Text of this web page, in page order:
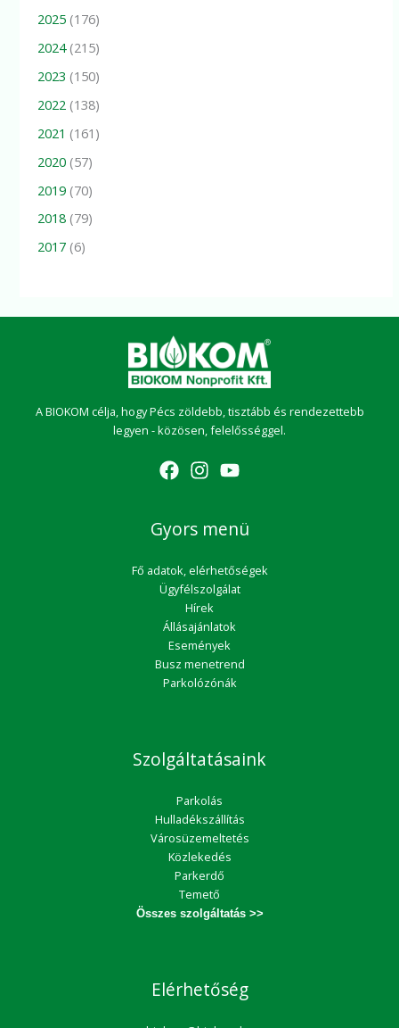
2025 (176)
2024(215)
2023 (150)
2022 (138)
2021 (161)
2020 (57)
2019 (70)
2018 (79)
2017 (6)
A BIOKOM célja, hogy Pécs zöldebb, tisztább és rendezettebb
legyen - közösen, felelősséggel.
Gyors menü
Fő adatok, elérhetőségek
Ügyfélszolgálat
Hírek
Állásajánlatok
Események
Busz menetrend
Parkolózónák
Szolgáltatásaink
Parkolás
Hulladékszállítás
Városüzemeltetés
Közlekedés
Parkerdő
Temető
Összes szolgáltatás >>
Elérhetőség